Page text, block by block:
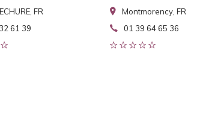
FR
61 39
Montmorency, FR
01 39 64 65 36